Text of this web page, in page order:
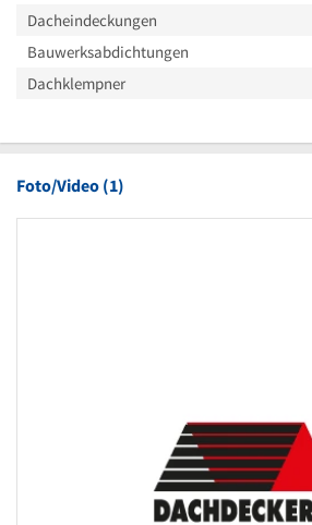
Dacheindeckungen
Bauwerksabdichtungen
Dachklempner
Foto/Video (1)